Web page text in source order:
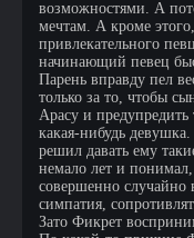
возможностями. А
мечтам. А кроме
привлекательного
начинающий певец
Парень вправду пел
только за то, чтобы
Арасу и предупредить
какая-нибудь
решил давать ему
немало лет и
совершенно случайно
симпатия,
Зато Фикрет